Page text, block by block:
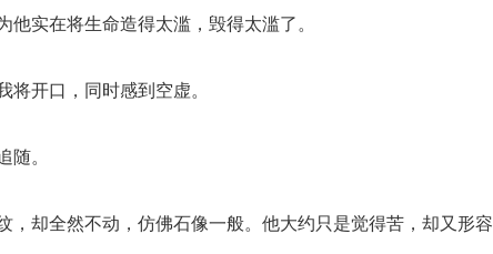
他实在将生命造得太滥，毁得太滥了。
将开口，同时感到空虚。
随。
，却全然不动，仿佛石像一般。他大约只是觉得苦，却又形容